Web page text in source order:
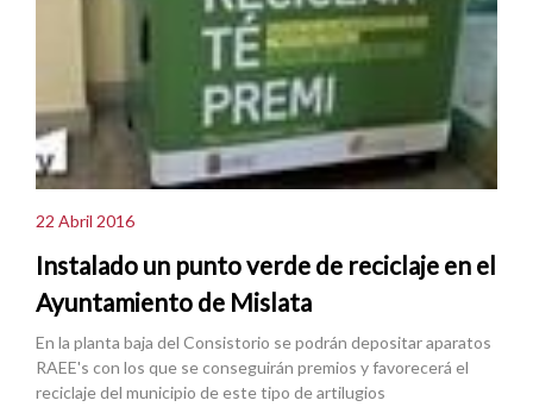
22 Abril 2016
Instalado un punto verde de reciclaje en el
Ayuntamiento de Mislata
En la planta baja del Consistorio se podrán depositar aparatos
RAEE's con los que se conseguirán premios y favorecerá el
reciclaje del municipio de este tipo de artilugios